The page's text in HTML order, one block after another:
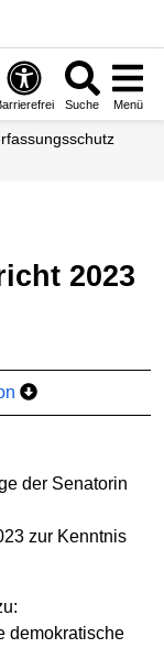
Suche Menü
2023
der Senatorin
zur Kenntnis
demokratische